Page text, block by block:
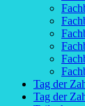
Tag der
Tag der